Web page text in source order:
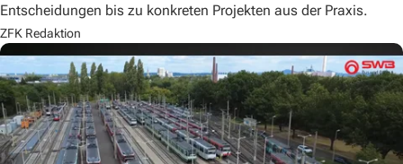
Entscheidungen bis zu konkreten Projekten aus der Praxis.
ZFK Redaktion